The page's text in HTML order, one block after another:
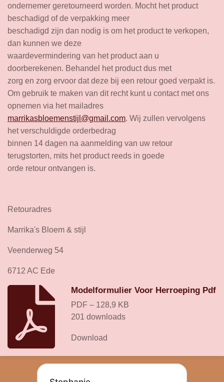
ondernemer geretourneerd worden. Mocht het product
beschadigd of de verpakking meer
beschadigd zijn dan nodig is om het product te verkopen,
dan kunnen we deze
waardevermindering van het product aan u
doorberekenen. Behandel het product dus met
zorg en zorg ervoor dat deze bij een retour goed verpakt is.
Om gebruik te maken van dit recht kunt u contact met ons
opnemen via het mailadres
marrikasbloemenstijl@gmail.com. Wij zullen vervolgens
het verschuldigde orderbedrag
binnen 14 dagen na aanmelding van uw retour
terugstorten, mits het product reeds in goede
orde retour ontvangen is.
Retouradres
Marrika's Bloem & stijl
Veenderweg 54
6712 AC Ede
Modelformulier Voor Herroeping Pdf
PDF – 128,9 KB
201 downloads
Download